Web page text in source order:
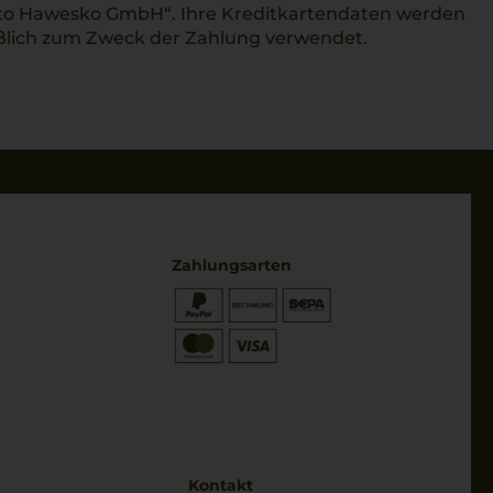
Hawesko GmbH“. Ihre Kreditkartendaten werden
zum Zweck der Zahlung verwendet.
Zahlungsarten
Kontakt